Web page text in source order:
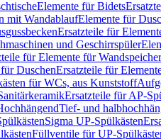
Elemente für Bidets
mit WandablaufElemente für
Ersatzteile für
und Geschirrspüler
für Elemente für Wandspeicher
DuschenErsatzteile für
für WCs, aus Kunststoff
Ersatzteile für AP-
Tief- und
Sigma UP-Spülkästen
Füllventile für UP-